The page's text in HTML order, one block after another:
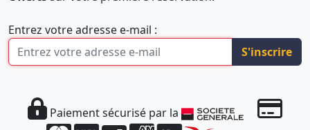
Entrez votre adresse e-mail :
S'inscrire
Paiement sécurisé par la